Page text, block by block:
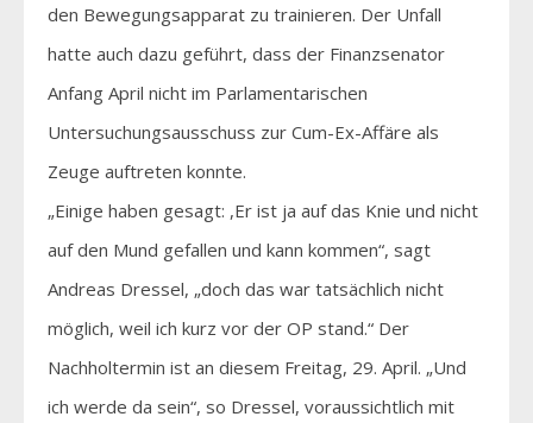
den Bewegungsapparat zu trainieren. Der Unfall
hatte auch dazu geführt, dass der Finanzsenator
Anfang April nicht im Parlamentarischen
Untersuchungsausschuss zur Cum-Ex-Affäre als
Zeuge auftreten konnte.
„Einige haben gesagt: ,Er ist ja auf das Knie und nicht
auf den Mund gefallen und kann kommen“, sagt
Andreas Dressel, „doch das war tatsächlich nicht
möglich, weil ich kurz vor der OP stand.“ Der
Nachholtermin ist an diesem Freitag, 29. April. „Und
ich werde da sein“, so Dressel, voraussichtlich mit